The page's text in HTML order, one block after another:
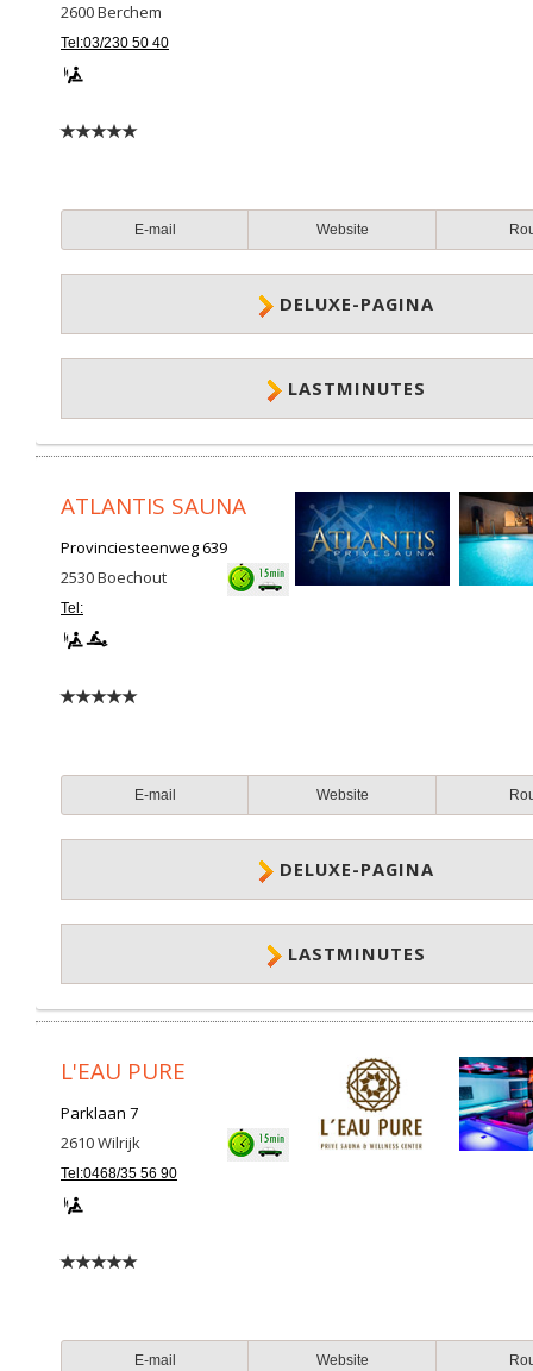
2600Berchem
Tel:03/230 50 40
E-mail Website
DELUXE-PAGINA
LASTMINUTES
ATLANTIS SAUNA
Provinciesteenweg 639
2530Boechout
Tel:
E-mail Website
DELUXE-PAGINA
LASTMINUTES
L'EAU PURE
Parklaan 7
2610Wilrijk
Tel:0468/35 56 90
E-mail Website